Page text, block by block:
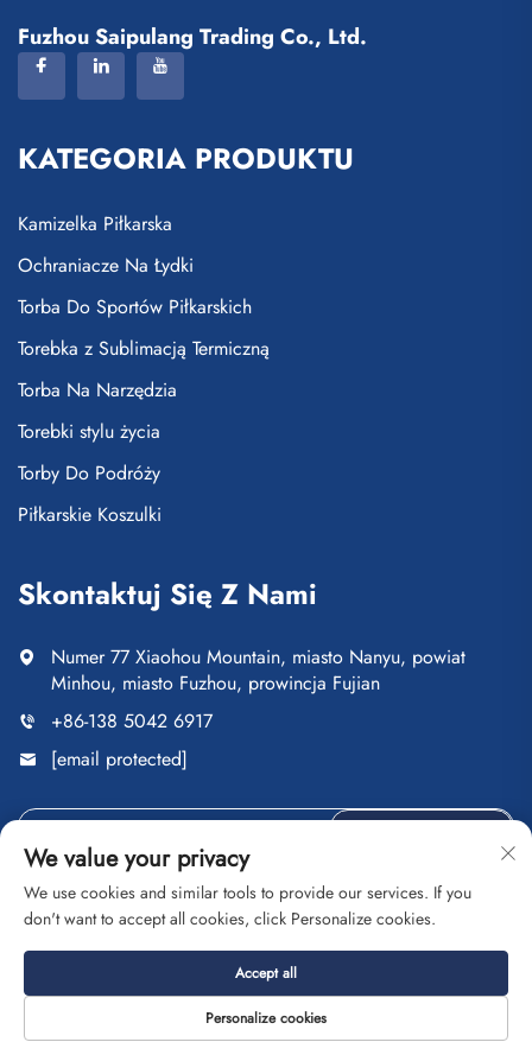
Fuzhou Saipulang Trading Co., Ltd.
KATEGORIA PRODUKTU
Kamizelka Piłkarska
Ochraniacze Na Łydki
Torba Do Sportów Piłkarskich
Torebka z Sublimacją Termiczną
Torba Na Narzędzia
Torebki stylu życia
Torby Do Podróży
Piłkarskie Koszulki
Skontaktuj Się Z Nami
Numer 77 Xiaohou Mountain, miasto Nanyu, powiat
Minhou, miasto Fuzhou, prowincja Fujian
+86-138 5042 6917
[email protected]
Copyright © Fuzhou Saipulang Trading Co., Ltd. Wszelkie
Polityka prywatności
O nas Kontakt Usługi
We value your privacy
We use cookies and similar tools to provide our services. If you
don't want to accept all cookies, click Personalize cookies.
Personalize cookies
Accept all